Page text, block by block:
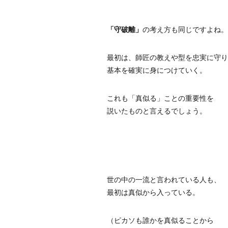
「守破離」 の考え方も同じですよね。
最初は、師匠の教えや型を忠実に守
基本を確実に身につけていく。
これも「真似る」ことの重要性を
説いたものと言えるでしょう。
世の中の一流と言われている人も、
最初は真似から入っている。
（ピカソも誰かを真似ることから